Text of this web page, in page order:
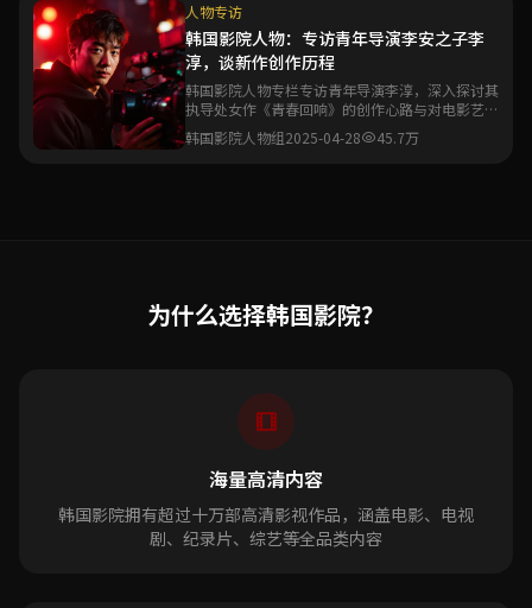
人物专访
韩国影院人物：专访青年导演李安之子李
淳，谈新作创作历程
韩国影院人物专栏专访青年导演李淳，深入探讨其
执导处女作《青春回响》的创作心路与对电影艺术
的理解。
韩国影院人物组2025-04-28 45.7万
为什么选择韩国影院？
海量高清内容
韩国影院拥有超过十万部高清影视作品，涵盖电影、电视
剧、纪录片、综艺等全品类内容